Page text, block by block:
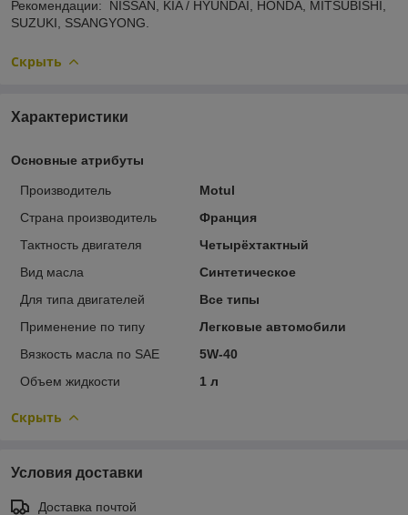
Рекомендации: NISSAN, KIA / HYUNDAI, HONDA, MITSUBISHI,
SUZUKI, SSANGYONG.
Скрыть
Характеристики
Основные атрибуты
Производитель
Motul
Страна производитель
Франция
Тактность двигателя
Четырёхтактный
Вид масла
Синтетическое
Для типа двигателей
Все типы
Применение по типу
Легковые автомобили
Вязкость масла по SAE
5W-40
Объем жидкости
1 л
Скрыть
Условия доставки
Доставка почтой